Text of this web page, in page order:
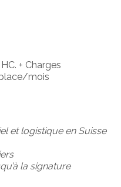
+ Charges
mois
et logistique en Suisse
la signature